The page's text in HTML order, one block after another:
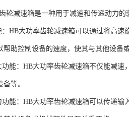
轮减速箱是一种用于减速和传递动力的
：HB大功率齿轮减速箱可以通过将高速
帮助控制设备的速度，使其与其他设备
功能：HB大功率齿轮减速箱不仅能减
等。
功能：HB大功率齿轮减速箱可以传递